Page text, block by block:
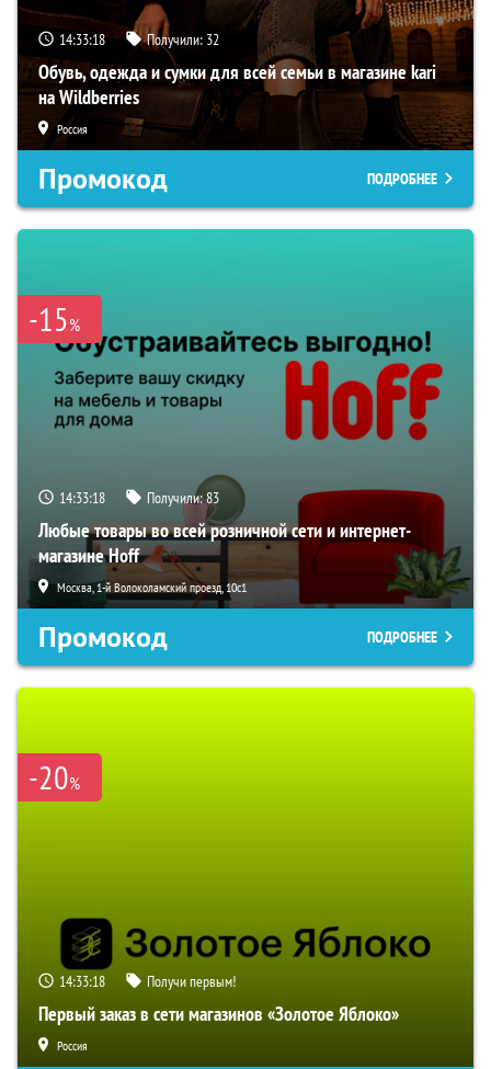
14:33:17 Получили: 32
Обувь, одежда и сумки для всей семьи в магазине kari
на Wildberries
Россия
Промокод ПОДРОБНЕЕ
-15%
14:33:17 Получили:83
Любые товары во всей розничной сети и интернет-
магазине Hoff
Москва, 1-й Волоколамский проезд, 10с1
Промокод ПОДРОБНЕЕ
-20%
14:33:17 Получи первым!
Первый заказ в сети магазинов «Золотое Яблоко»
Россия